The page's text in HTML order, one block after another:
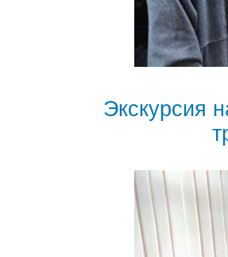
Экскурсия